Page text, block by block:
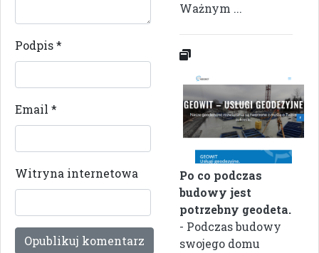
Podpis*
Email *
Witryna internetowa
Ważnym ...
Po co podczas
budowy jest
potrzebny geodeta.
- Podczas budowy
swojego domu